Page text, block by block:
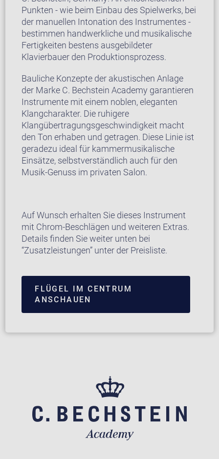
Punkten - wie beim Einbau des Spielwerks, bei
der manuellen Intonation des Instrumentes -
bestimmen handwerkliche und musikalische
Fertigkeiten bestens ausgebildeter
Klavierbauer den Produktionsprozess.
Bauliche Konzepte der akustischen Anlage
der Marke C. Bechstein Academy garantieren
Instrumente mit einem noblen, eleganten
Klangcharakter. Die ruhigere
Klangübertragungsgeschwindigkeit macht
den Ton erhaben und getragen. Diese Linie ist
geradezu ideal für kammermusikalische
Einsätze, selbstverständlich auch für den
Musik-Genuss im privaten Salon.
Auf Wunsch erhalten Sie dieses Instrument
mit Chrom-Beschlägen und weiteren Extras.
Details finden Sie weiter unten bei
“Zusatzleistungen” unter der Preisliste.
FLÜGEL IM CENTRUM
ANSCHAUEN